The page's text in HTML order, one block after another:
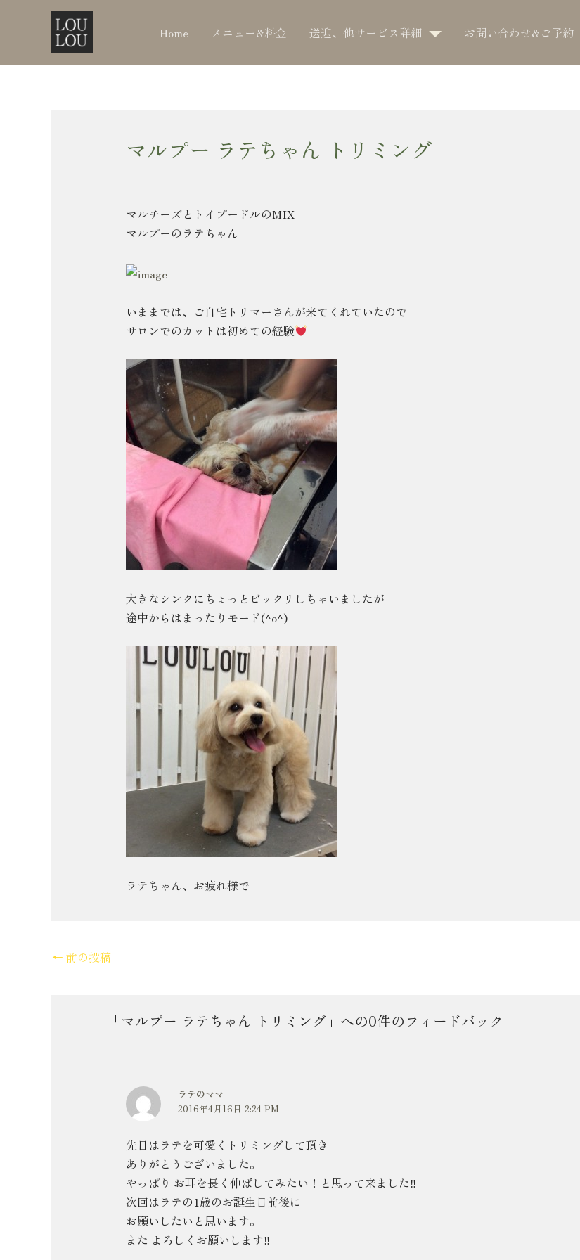
ス
Home メニュー&料金 送迎、他サービス詳細 お問い合わせ&ご予約
マルプー ラテちゃん トリミング
マルチーズとトイプードルのMIX
マルプーのラテちゃん
いままでは、ご自宅トリマーさんが来てくれていたので
サロンでのカットは初めての経験
大きなシンクにちょっとビックリしちゃいましたが
途中からはまったりモード(^o^)
ラテちゃん、お疲れ様で
Post
navigation
← 前の投稿
「マルプー ラテちゃん トリミング」への0件のフィードバック
ラテのママ
2016年4月16日 2:24 PM
先日はラテを可愛くトリミングして頂き
ありがとうございました。
やっぱり お耳を長く伸ばしてみたい！と思って来ました‼︎
次回はラテの1歳のお誕生日前後に
お願いしたいと思います。
また よろしくお願いします‼︎